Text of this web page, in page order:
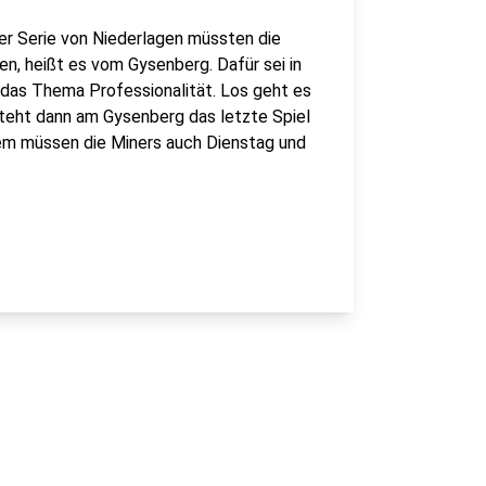
Serie von Niederlagen müssten die
heißt es vom Gysenberg. Dafür sei in
Thema Professionalität. Los geht es
dann am Gysenberg das letzte Spiel
müssen die Miners auch Dienstag und